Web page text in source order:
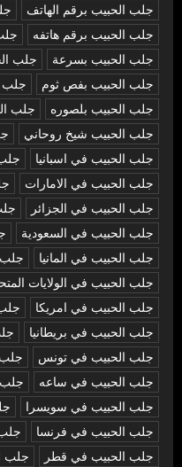
جلب الحبيب برقم الهاتف
جلب الحبيب برقم هاتفه
جلب الحبيب بسرعة
جلب
جلب الحبيب بفص ثوم
جلب
جلب الحبيب بلصوره
جلب
جلب الحبيب شيخ روحاني
جلب الحبيب في اسبانيا
جلب الحبيب في الامارات
جلب الحبيب في الجزائر
جلب الحبيب في السعودية
جلب الحبيب في المانيا
جلب الحبيب في الولايات
جلب الحبيب في امريكا
جلب الحبيب في بريطانيا
جلب الحبيب في تونس
جلب الحبيب في ساعه
جلب الحبيب في سويسرا
جلب الحبيب في فرنسا
جلب الحبيب في قطر
جلب